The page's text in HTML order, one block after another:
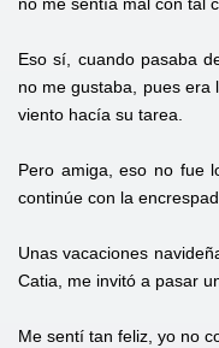
Eso sí, cuando pasaba
no me gustaba, pues era
viento hacía su tarea.
Pero amiga, eso no fue
continúe con la
Unas vacaciones
Catia, me invitó a pasar
Me sentí tan feliz, yo no